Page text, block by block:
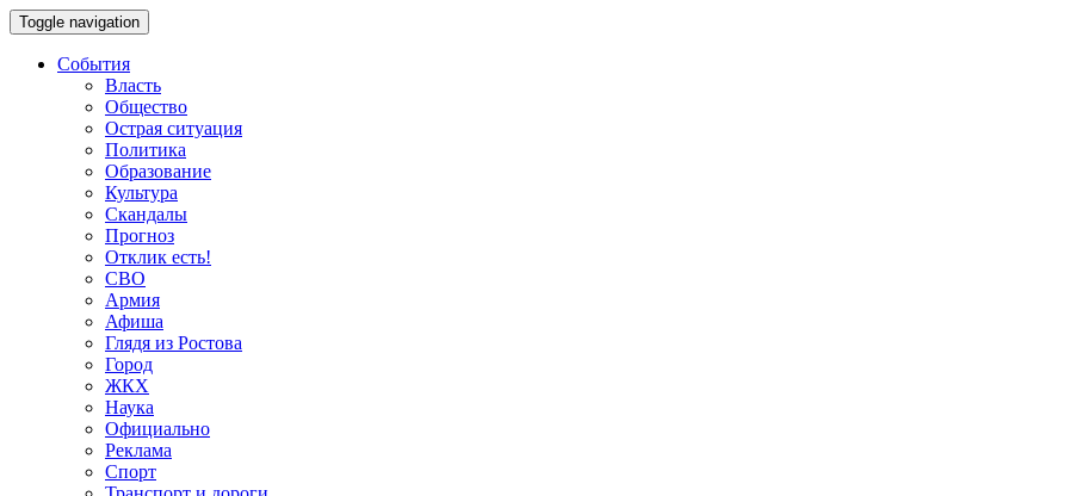
Toggle navigation
События
Власть
Общество
Острая ситуация
Политика
Образование
Культура
Скандалы
Прогноз
Отклик есть!
СВО
Армия
Афиша
Глядя из Ростова
Город
ЖКХ
Наука
Официально
Реклама
Спорт